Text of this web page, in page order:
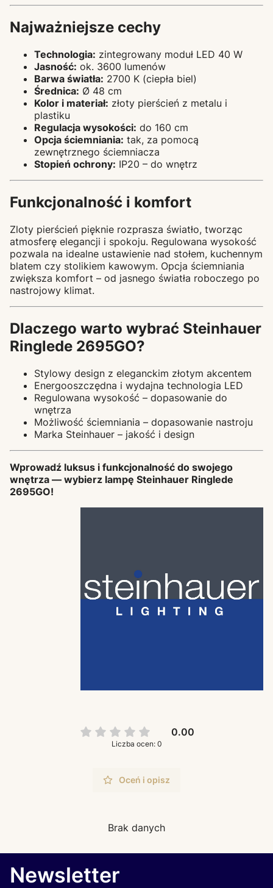
Najważniejsze cechy
Technologia: zintegrowany moduł LED 40 W
Jasność: ok. 3600 lumenów
Barwa światła: 2700 K (ciepła biel)
Średnica: Ø 48 cm
Kolor i materiał: złoty pierścień z metalu i
plastiku
Regulacja wysokości: do 160 cm
Opcja ściemniania: tak, za pomocą
zewnętrznego ściemniacza
Stopień ochrony: IP20 – do wnętrz
Funkcjonalność i komfort
Zloty pierścień pięknie rozprasza światło, tworząc
atmosferę elegancji i spokoju. Regulowana wysokość
pozwala na idealne ustawienie nad stołem, kuchennym
blatem czy stolikiem kawowym. Opcja ściemniania
zwiększa komfort – od jasnego światła roboczego po
nastrojowy klimat.
Dlaczego warto wybrać Steinhauer
Ringlede 2695GO?
Stylowy design z eleganckim złotym akcentem
Energooszczędna i wydajna technologia LED
Regulowana wysokość – dopasowanie do
wnętrza
Możliwość ściemniania – dopasowanie nastroju
Marka Steinhauer – jakość i design
Wprowadź luksus i funkcjonalność do swojego
wnętrza — wybierz lampę Steinhauer Ringlede
2695GO!
0.00
Liczba ocen: 0
Oceń i opisz
Brak danych
Newsletter